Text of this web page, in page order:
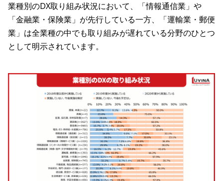
業種別のDX取り組み状況において、「情報通信業」や
「金融業・保険業」が先行している一方、「運輸業・郵便
業」は全業種の中でも取り組みが遅れている分野のひとつ
として明示されています。